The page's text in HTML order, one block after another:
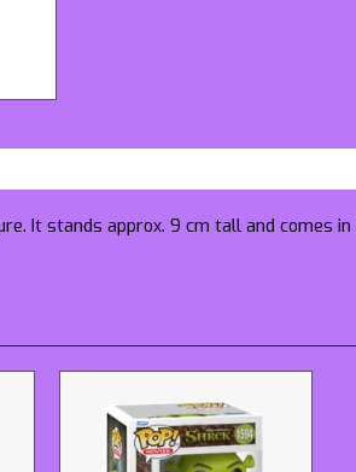
It stands approx. 9 cm tall and comes in